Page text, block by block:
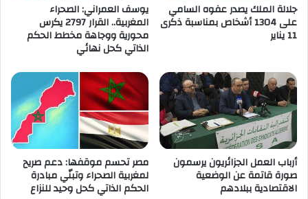
جلالة الملك يصدر عفوه السامي
على 1304 أشخاص بمناسبة ذكرى
11 يناير
يوسف العمراني: الصحراء
المغربية.. القرار 2797 يكرس
محورية ووجاهة مخطط الحكم
الذاتي كحل نهائي
أرباب العمل الجزائريون يرسمون
صورة قاتمة عن الوضعية
الاقتصادية ببلادهم
مصر تحسم موقفها: دعم صريح
لمغربية الصحراء وتبنّي مبادرة
الحكم الذاتي كحل وحيد للنزاع